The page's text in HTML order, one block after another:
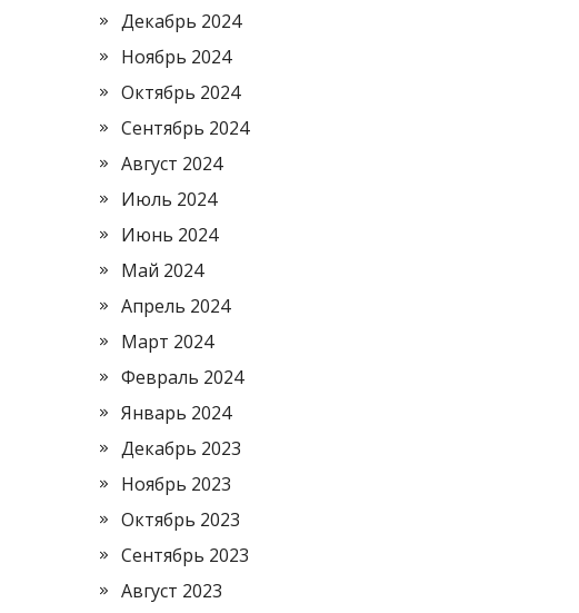
Декабрь 2024
Ноябрь 2024
Октябрь 2024
Сентябрь 2024
Август 2024
Июль 2024
Июнь 2024
Май 2024
Апрель 2024
Март 2024
Февраль 2024
Январь 2024
Декабрь 2023
Ноябрь 2023
Октябрь 2023
Сентябрь 2023
Август 2023